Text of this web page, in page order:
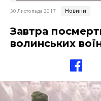
30 Листопада 2017 Новини
Завтра
волинських